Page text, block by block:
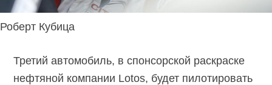
Роберт Кубица
Третий автомобиль, в спонсорской раскраске
нефтяной компании Lotos, будет пилотировать